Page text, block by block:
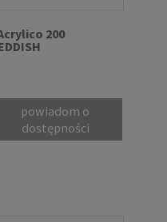
200
powiadom o
dostępności